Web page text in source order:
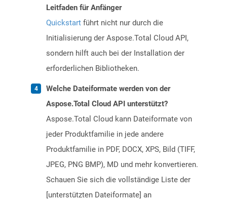
Leitfaden für Anfänger
Quickstart führt nicht nur durch die
Initialisierung der Aspose.Total Cloud API,
sondern hilft auch bei der Installation der
erforderlichen Bibliotheken.
Welche Dateiformate werden von der
Aspose.Total Cloud API unterstützt?
Aspose.Total Cloud kann Dateiformate von
jeder Produktfamilie in jede andere
Produktfamilie in PDF, DOCX, XPS, Bild (TIFF,
JPEG, PNG BMP), MD und mehr konvertieren.
Schauen Sie sich die vollständige Liste der
[unterstützten Dateiformate] an